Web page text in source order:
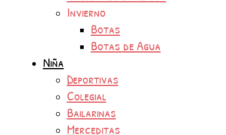
Invierno
Botas
Botas de Agua
Niña
Deportivas
Colegial
Bailarinas
Merceditas